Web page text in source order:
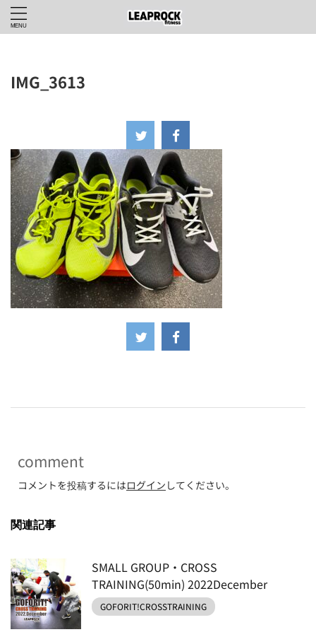
IMG_3613
comment
コメントを投稿するにはログイン してください。
関連記事
SMALL GROUP・CROSS
TRAINING(50min) 2022December
GOFORIT!CROSSTRAINING